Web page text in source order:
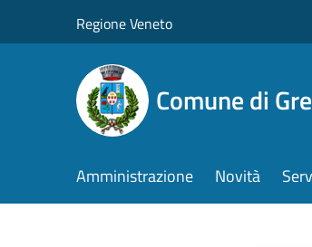
Regione Veneto
Comune di
Amministrazione Novità